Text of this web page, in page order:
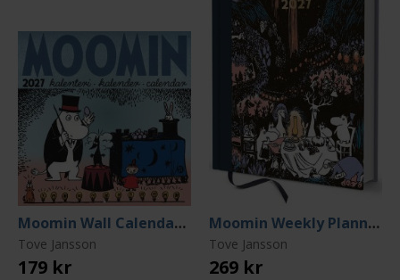
Moomin Wall Calendar 2027 (20x20cm)
Tove Jansson
179 kr
Moomin Weekly Planner 2027 Hardcover A5
Tove Jansson
269 kr